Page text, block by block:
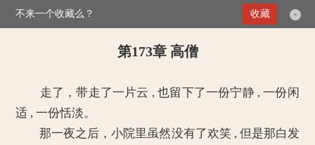
>媚倾天下：妖孽王爷别乱来 第173章 高僧
第173章 高僧
走了，带走了一片云 , 也留下了一份宁静 , 一份闲
适 , 一份恬淡。
那一夜之后，小院里虽然没有了欢笑 , 但是那白发
不来一个收藏么？ ×
收藏